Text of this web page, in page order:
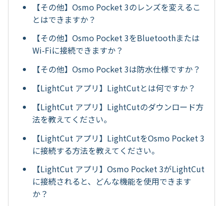
【その他】Osmo Pocket 3のレンズを変えるこ
とはできますか？
【その他】Osmo Pocket 3をBluetoothまたは
Wi-Fiに接続できますか？
【その他】Osmo Pocket 3は防水仕様ですか？
【LightCut アプリ】LightCutとは何ですか？
【LightCut アプリ】LightCutのダウンロード方
法を教えてください。
【LightCut アプリ】LightCutをOsmo Pocket 3
に接続する方法を教えてください。
【LightCut アプリ】Osmo Pocket 3がLightCut
に接続されると、どんな機能を使用できます
か？